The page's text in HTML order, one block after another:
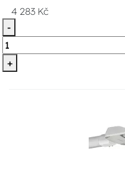
4 283 Kč
-
+